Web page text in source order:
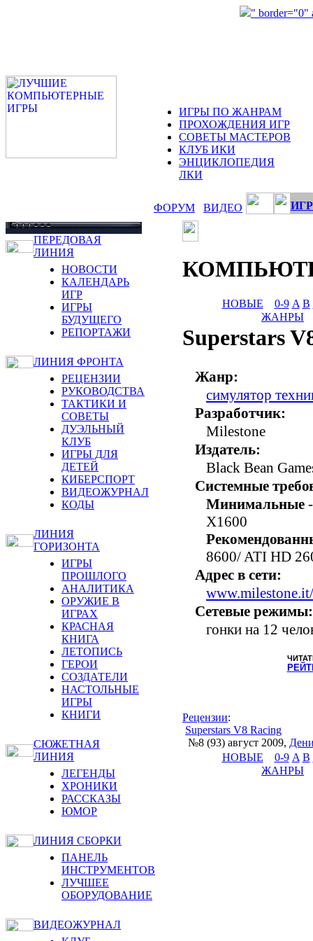
" border="0"
ИГРЫ ПО ЖАНРАМ
ПРОХОЖДЕНИЯ ИГР
СОВЕТЫ МАСТЕРОВ
КЛУБ ИКИ
ЭНЦИКЛОПЕДИЯ
ЛКИ
ФОРУМ ВИДЕО
ПЕРЕДОВАЯ
ЛИНИЯ
НОВОСТИ
КАЛЕНДАРЬ
ИГР
ИГРЫ
БУДУЩЕГО
РЕПОРТАЖИ
ЛИНИЯ ФРОНТА
РЕЦЕНЗИИ
РУКОВОДСТВА
ТАКТИКИ И
СОВЕТЫ
ДУЭЛЬНЫЙ
КЛУБ
ИГРЫ ДЛЯ
ДЕТЕЙ
КИБЕРСПОРТ
ВИДЕОЖУРНАЛ
КОДЫ
ЛИНИЯ
ГОРИЗОНТА
ИГРЫ
ПРОШЛОГО
АНАЛИТИКА
ОРУЖИЕ В
ИГРАХ
КРАСНАЯ
КНИГА
ЛЕТОПИСЬ
ГЕРОИ
СОЗДАТЕЛИ
НАСТОЛЬНЫЕ
ИГРЫ
КНИГИ
СЮЖЕТНАЯ
ЛИНИЯ
ЛЕГЕНДЫ
ХРОНИКИ
РАССКАЗЫ
ЮМОР
ЛИНИЯ СБОРКИ
ПАНЕЛЬ
ИНСТРУМЕНТОВ
ЛУЧШЕЕ
ОБОРУДОВАНИЕ
ВИДЕОЖУРНАЛ
НОВЫЕ 0-9 A B
ЖАНРЫ
Superstars
Жанр:
симулятор
Разработчик:
Milestone
Издатель:
Black Bean
Системные
Минимальные
X1600
8600/ ATI HD
Адрес в сети:
Сетевые режимы:
гонки на 12
Рецензии:
Superstars V8 Racing
№8 (93) август 2009,
НОВЫЕ
0-9 A B
ЖАНРЫ